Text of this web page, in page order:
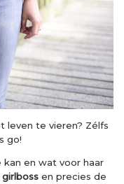
leven te vieren? Zélfs
go!
en wat voor haar
girlboss en precies de